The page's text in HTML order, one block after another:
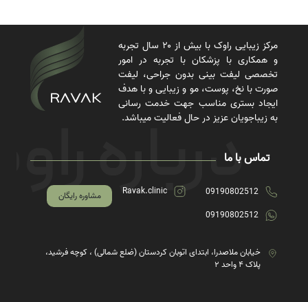
مرکز زیبایی راوک با بیش از ۲۰ سال تجربه
و همکاری با پزشکان با تجربه در امور
تخصصی لیفت بینی بدون جراحی، لیفت
صورت با نخ، پوست، مو و زیبایی و با هدف
ایجاد بستری مناسب جهت خدمت رسانی
به زیباجویان عزیز در حال فعالیت میباشد.
تماس با ما
09190802512
09190802512
Ravak.clinic مشاوره رایگان
خیابان ملاصدرا، ابتدای اتوبان کردستان (ضلع شمالی) ، کوچه فرشید،
پلاک ۴ واحد ۲